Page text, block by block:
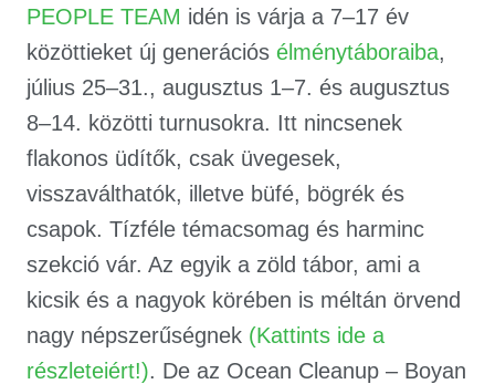
PEOPLE TEAM idén is várja a 7–17 év
közöttieket új generációs élménytáboraiba,
július 25–31., augusztus 1–7. és augusztus
8–14. közötti turnusokra. Itt nincsenek
flakonos üdítők, csak üvegesek,
visszaválthatók, illetve büfé, bögrék és
csapok. Tízféle témacsomag és harminc
szekció vár. Az egyik a zöld tábor, ami a
kicsik és a nagyok körében is méltán örvend
nagy népszerűségnek (Kattints ide a
részleteiért!). De az Ocean Cleanup – Boyan